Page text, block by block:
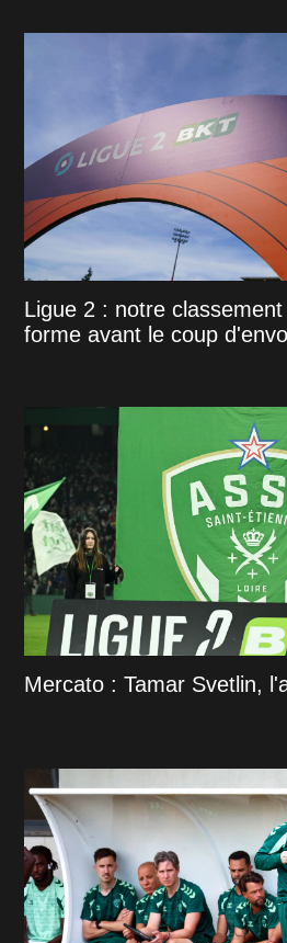
Ligue 2 : notre
forme avant le coup
Mercato : Tamar Svetlin,